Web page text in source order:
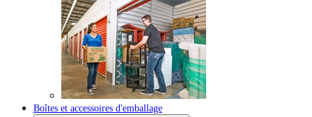
Boîtes et accessoires d'emballage